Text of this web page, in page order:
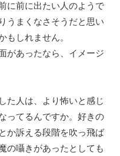
に前に出たい人のようで
うまくなさそうだと思い
もしれません。
があったなら、イメージ
た人は、より怖いと感じ
ってるんですか。好きの
か訴える段階を吹っ飛ば
の囁きがあったとしても